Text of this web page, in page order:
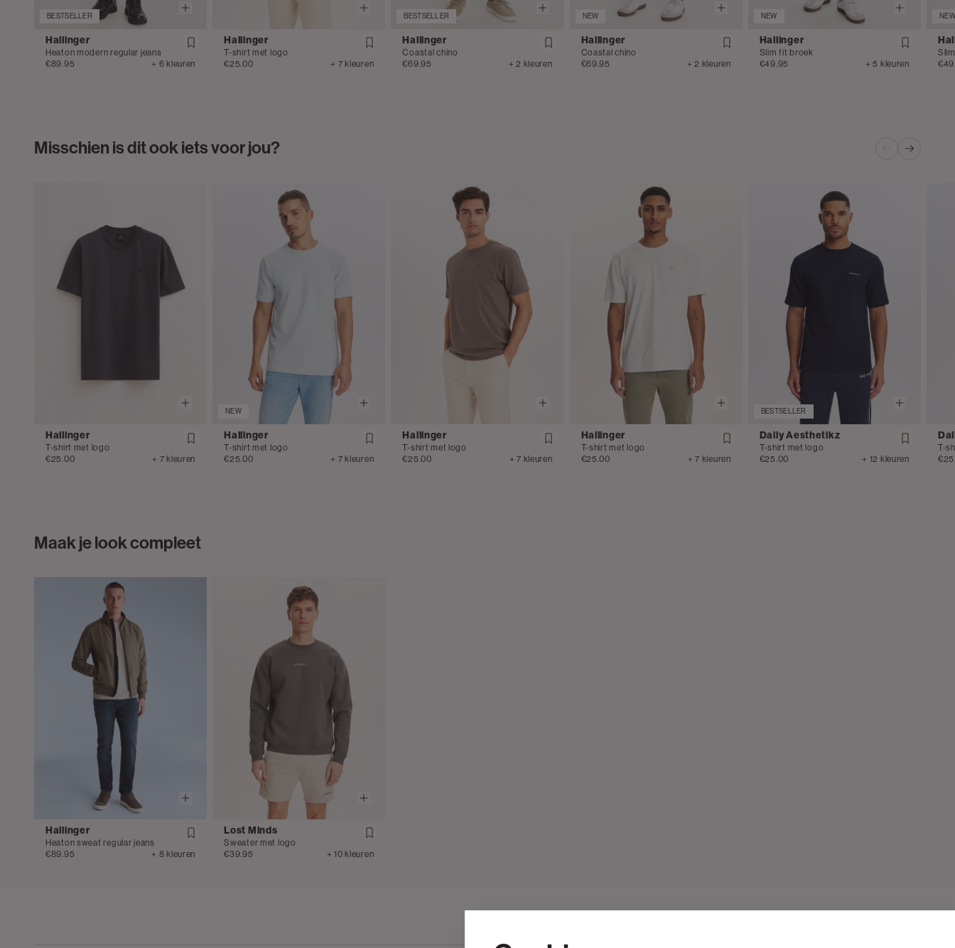
BESTSELLER
Hallinger
Heaton modern regular jeans
€89.95
+ 6 kleuren
Hallinger
T-shirt met logo
€25.00
+ 7 kleuren
BESTSELLER
Hallinger
Coastal chino
€69.95
+ 2 kleuren
NEW
Hallinger
Coastal chino
€69.95
+ 2 kleuren
NEW
Hallinger
Slim fit broek
€49.95
+ 5 kleuren
NEW
Misschien is dit ook iets voor jou?
Hallinger
T-shirt met logo
€25.00
+ 7 kleuren
NEW
Hallinger
T-shirt met logo
€25.00
+ 7 kleuren
Hallinger
T-shirt met logo
€25.00
+ 7 kleuren
Hallinger
T-shirt met logo
€25.00
+ 7 kleuren
BESTSELLER
Daily Aesthetikz
T-shirt met logo
€25.00
+ 12 kleuren
T-
Maak je look compleet
Hallinger
Heaton sweat regular jeans
€89.95
+ 8 kleuren
Lost Minds
Sweater met logo
€39.95
+ 10 kleuren